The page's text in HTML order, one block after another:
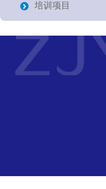
培训项目